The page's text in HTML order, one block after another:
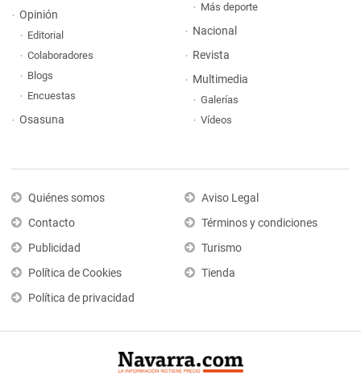
Opinión
Editorial
Colaboradores
Blogs
Encuestas
Osasuna
Más deporte
Nacional
Revista
Multimedia
Galerías
Vídeos
Quiénes somos
Contacto
Publicidad
Política de Cookies
Política de privacidad
Aviso Legal
Términos y condiciones
Turismo
Tienda